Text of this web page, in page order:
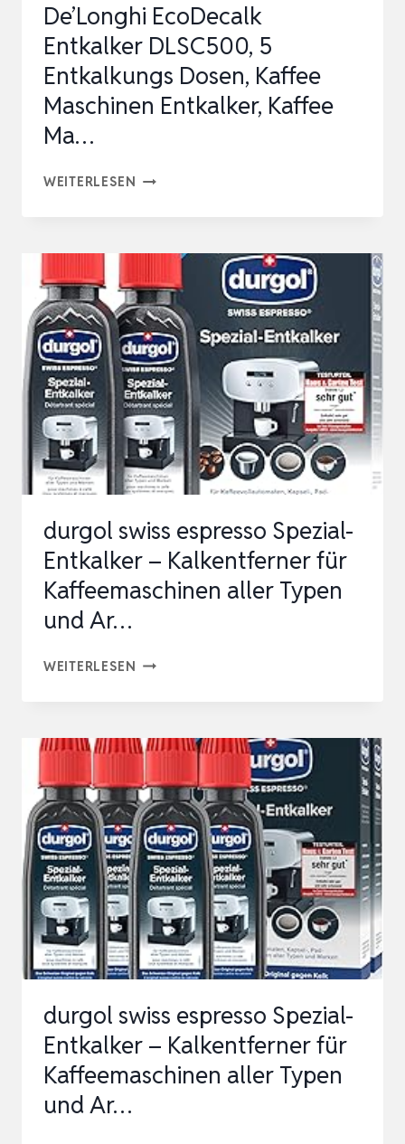
UNIVERSAL
KALKLÖSER…
De’Longhi EcoDecalk
Entkalker DLSC500, 5
Entkalkungs Dosen, Kaffee
Maschinen Entkalker, Kaffee
Ma…
WEITERLESEN DE’LONGHI
DLSC500,
5
ENTKALKUNGS
DOSEN,
KAFFEE
MASCHINEN
ENTKALKER,
KAFFEE
MA…
durgol swiss espresso Spezial-
Entkalker – Kalkentferner für
Kaffeemaschinen aller Typen
und Ar…
WEITERLESEN DURGOL
SPEZIAL-
ENTKALKER
–
KALKENTFERNER
FÜR
KAFFEEMASCHINEN
ALLER
TYPEN
UND
durgol swiss espresso Spezial-
Entkalker – Kalkentferner für
Kaffeemaschinen aller Typen
und Ar…